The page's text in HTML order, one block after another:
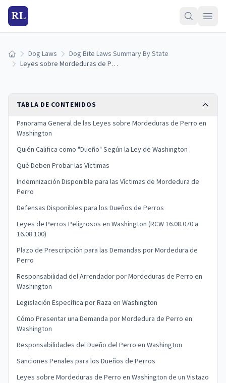
RL
Inicio Dog Laws
Dog Bite Laws Summary By State
Leyes sobre Mordeduras de Perro en Washington: Responsabilidad y Derechos de las Víctimas
TABLA DE CONTENIDOS
Panorama General de las Leyes sobre Mordeduras de Perro en
Washington
Quién Califica como "Dueño" Según la Ley de Washington
Qué Deben Probar las Víctimas
Indemnización Disponible para las Víctimas de Mordedura de
Perro
Defensas Disponibles para los Dueños de Perros
Leyes de Perros Peligrosos en Washington (RCW 16.08.070 a
16.08.100)
Plazo de Prescripción para las Demandas por Mordedura de
Perro
Responsabilidad del Arrendador por Mordeduras de Perro en
Washington
Legislación Específica por Raza en Washington
Cómo Presentar una Demanda por Mordedura de Perro en
Washington
Responsabilidades del Dueño del Perro en Washington
Sanciones Penales para los Dueños de Perros
Leyes sobre Mordeduras de Perro en Washington de un Vistazo